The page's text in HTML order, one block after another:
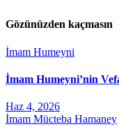
Gözünüzden kaçmasın
İmam Humeyni
İmam Humeyni’nin
Haz 4, 2026
İmam Mücteba Hamaney